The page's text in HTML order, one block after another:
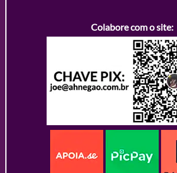
Colabore com o site: